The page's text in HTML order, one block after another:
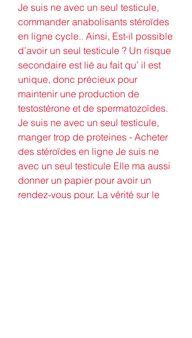
Je suis ne avec un seul testicule,
commander anabolisants stéroïdes
en ligne cycle.. Ainsi, Est-il possible
d’avoir un seul testicule ? Un risque
secondaire est lié au fait qu’ il est
unique, donc précieux pour
maintenir une production de
testostérone et de spermatozoïdes.
Je suis ne avec un seul testicule,
manger trop de proteines - Acheter
des stéroïdes en ligne Je suis ne
avec un seul testicule Elle ma aussi
donner un papier pour avoir un
rendez-vous pour. La vérité sur le